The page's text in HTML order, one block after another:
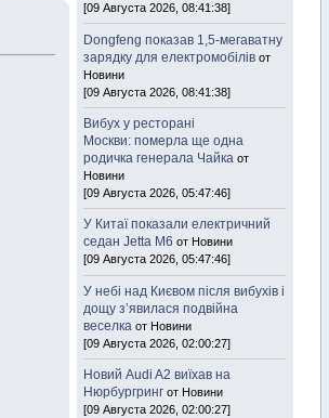
[09 Августа 2026, 08:41:38]
Dongfeng показав 1,5-мегаватну
зарядку для електромобілів от
Новини
[09 Августа 2026, 08:41:38]
Вибух у ресторані
Москви: померла ще одна
родичка генерала Чайка от
Новини
[09 Августа 2026, 05:47:46]
У Китаї показали електричний
седан Jetta M6 от Новини
[09 Августа 2026, 05:47:46]
У небі над Києвом після вибухів і
дощу з’явилася подвійна
веселка от Новини
[09 Августа 2026, 02:00:27]
Новий Audi A2 виїхав на
Нюрбургринг от Новини
[09 Августа 2026, 02:00:27]